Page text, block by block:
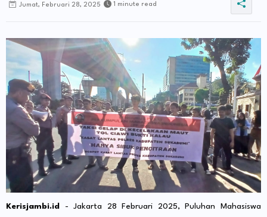
Jumat, Februari 28, 2025 1 minute read
Kerisjambi.id
- Jakarta 28 Februari 2025, Puluhan Mahasiswa